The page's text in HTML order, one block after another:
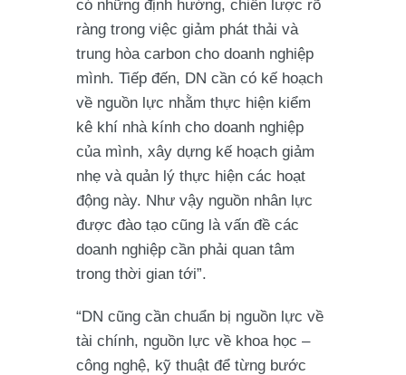
có những định hướng, chiến lược rõ
ràng trong việc giảm phát thải và
trung hòa carbon cho doanh nghiệp
mình. Tiếp đến, DN cần có kế hoạch
về nguồn lực nhằm thực hiện kiểm
kê khí nhà kính cho doanh nghiệp
của mình, xây dựng kế hoạch giảm
nhẹ và quản lý thực hiện các hoạt
động này. Như vậy nguồn nhân lực
được đào tạo cũng là vấn đề các
doanh nghiệp cần phải quan tâm
trong thời gian tới”.
“DN cũng cần chuẩn bị nguồn lực về
tài chính, nguồn lực về khoa học –
công nghệ, kỹ thuật để từng bước